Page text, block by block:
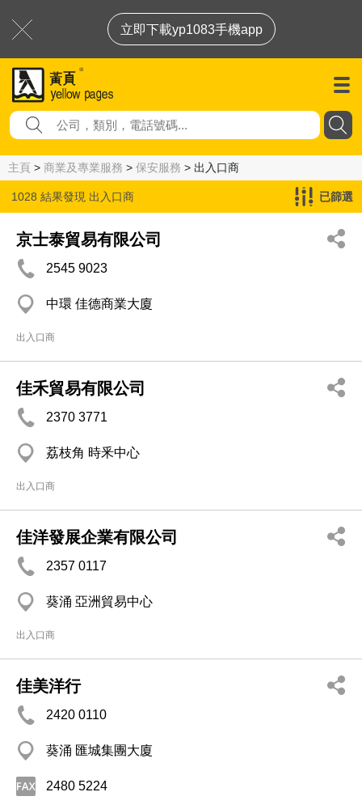
立即下載yp1083手機app
主頁 > 商業及專業服務 > 保安服務 > 出入口商
1028 結果發現 出入口商 已篩選
京士泰貿易有限公司
2545 9023
中環 佳德商業大廈
出入口商
佳禾貿易有限公司
2370 3771
荔枝角 時釆中心
出入口商
佳洋發展企業有限公司
2357 0117
葵涌 亞洲貿易中心
出入口商
佳美洋行
2420 0110
葵涌 匯城集團大廈
2480 5224